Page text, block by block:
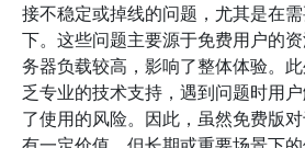
接不稳定或掉线的问题，尤其是在
下。这些问题主要源于免费用户的
务器负载较高，影响了整体体验。
乏专业的技术支持，遇到问题时用
了使用的风险。因此，虽然免费版